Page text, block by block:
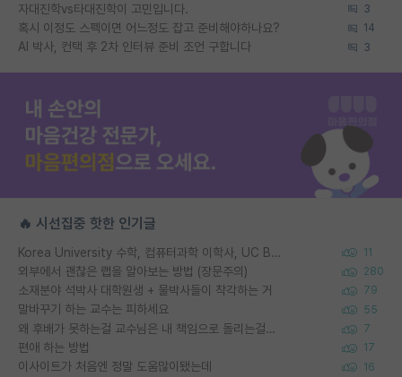
자대진학vs타대진학이 고민입니다. 3
혹시 이정도 스펙이면 어느정도 잡고 준비해야하나요? 14
AI 박사, 컨택 후 2차 인터뷰 준비 조언 구합니다 3
🔥 시선집중 핫한 인기글
Korea University 수학, 컴퓨터과학 이학사, UC Berkeley 산업공학 대학원 공학박사가 되는 것은 쉽지 않겠죠? 11
외부에서 괜찮은 랩을 알아보는 방법 (장문주의) 280
소재분야 석박사 대학원생 + 물박사들이 착각하는 거 79
말바꾸기 하는 교수는 피하세요 55
왜 후배가 못하는걸 교수님은 내 책임으로 돌리는걸까요? 7
편애 하는 방법 17
이사이트가 처음엔 정말 도움많이됐는데 16